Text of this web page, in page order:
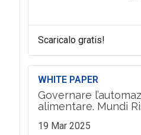
Scaricalo gratis!
WHITE PAPER
Governare
alimentare. Mundi
19 Mar 2025